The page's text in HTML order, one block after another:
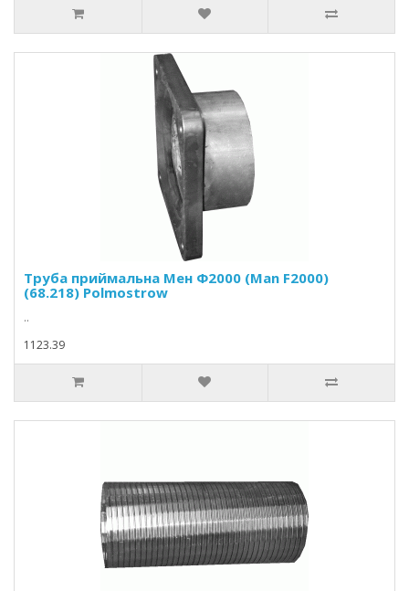
Труба приймальна Мен Ф2000 (Man F2000)
(68.218) Polmostrow
..
1123.39